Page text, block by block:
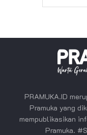
PRAMUKA.ID
Pramuka yang
mempublikasikan
Pramuka.